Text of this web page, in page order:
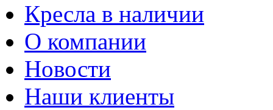
Кресла в наличии
О компании
Новости
Наши клиенты